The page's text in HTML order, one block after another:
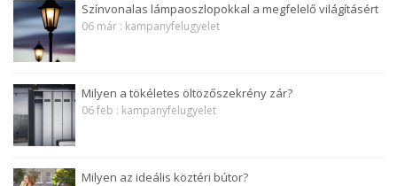
Színvonalas lámpaoszlopokkal a megfelelő világításért
06 már : kampanyfelugyelet
Milyen a tökéletes öltözőszekrény zár?
06 feb : kampanyfelugyelet
Milyen az ideális köztéri bútor?